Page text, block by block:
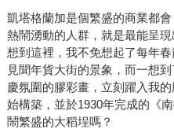
凱塔格蘭加是個繁盛的商業都
熱鬧湧動的人群，就是最能呈
想到這裡，我不免想起了每年
見聞年貨大街的景象，而一想
慶氛圍的膠彩畫，立刻躍入我
始構築，並於1930年完成的《
鬧繁盛的大稻埕嗎？